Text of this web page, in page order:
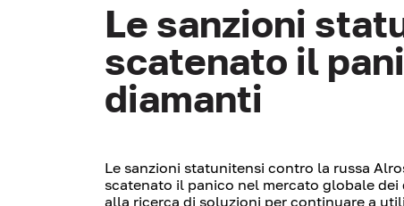
Le sanzioni
scatenato il
diamanti
Le sanzioni statunitensi contro la russa
scatenato il panico nel mercato globale dei
alla ricerca di soluzioni per continuare a